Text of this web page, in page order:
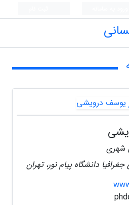
شهری
دانشگاه پیام نور، تهران